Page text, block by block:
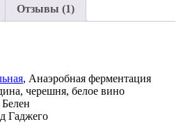
Отзывы (1)
, Анаэробная ферментация
черешня, белое вино
Белен
Гаджего